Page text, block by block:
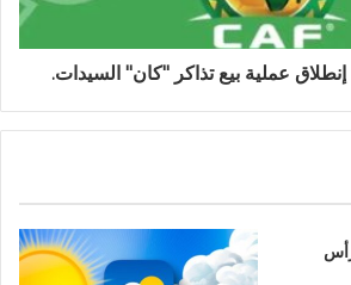
عملية بيع تذاكر "كان" السيدات.